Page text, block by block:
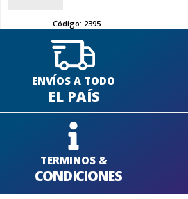
Código: 2395
ENVÍOS A TODO
EL PAÍS
TERMINOS &
CONDICIONES